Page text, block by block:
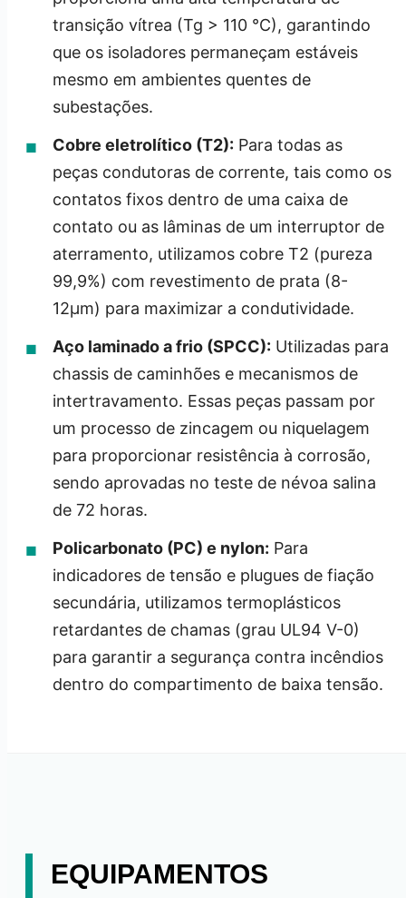
transição vítrea (Tg > 110 °C), garantindo
que os isoladores permaneçam estáveis
mesmo em ambientes quentes de
subestações.
Cobre eletrolítico (T2): Para todas as
peças condutoras de corrente, tais como os
contatos fixos dentro de uma caixa de
contato ou as lâminas de um interruptor de
aterramento, utilizamos cobre T2 (pureza
99,9%) com revestimento de prata (8-
12μm) para maximizar a condutividade.
Aço laminado a frio (SPCC): Utilizadas para
chassis de caminhões e mecanismos de
intertravamento. Essas peças passam por
um processo de zincagem ou niquelagem
para proporcionar resistência à corrosão,
sendo aprovadas no teste de névoa salina
de 72 horas.
Policarbonato (PC) e nylon: Para
indicadores de tensão e plugues de fiação
secundária, utilizamos termoplásticos
retardantes de chamas (grau UL94 V-0)
para garantir a segurança contra incêndios
dentro do compartimento de baixa tensão.
EQUIPAMENTOS